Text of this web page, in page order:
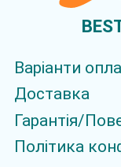
Варіанти
Доставка
Гарантія/
Політика